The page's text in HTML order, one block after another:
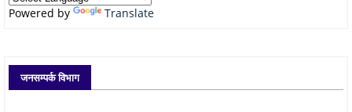
Powered by Translate
जनसम्पर्क विभाग